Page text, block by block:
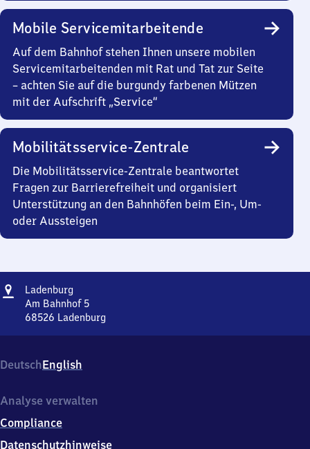
Mobile Servicemitarbeitende
Auf dem Bahnhof stehen Ihnen unsere mobilen
Servicemitarbeitenden mit Rat und Tat zur Seite
– achten Sie auf die burgundy farbenen Mützen
mit der Aufschrift „Service“
Mobilitätsservice-Zentrale
Die Mobilitätsservice-Zentrale beantwortet
Fragen zur Barrierefreiheit und organisiert
Unterstützung an den Bahnhöfen beim Ein-, Um-
oder Aussteigen
Adresse
Ladenburg
Am Bahnhof 5
68526 Ladenburg
Bahnhof
5,
8
2
6
DeutschEnglish
Analyse verwalten
Compliance
Datenschutzhinweise